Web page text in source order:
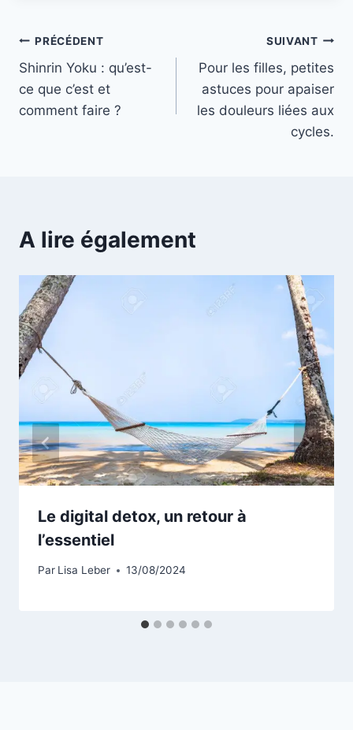
PRÉCÉDENT
Shinrin Yoku : qu’est-
ce que c’est et
comment faire ?
SUIVANT
Pour les filles, petites
astuces pour apaiser
les douleurs liées aux
cycles.
A lire également
Le digital detox, un retour à
l’essentiel
Par Lisa Leber 13/08/2024